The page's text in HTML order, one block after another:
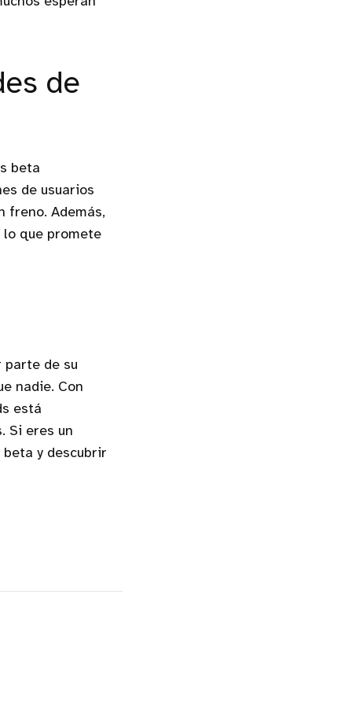
de
beta
de usuarios
freno. Además,
lo que promete
parte de su
nadie. Con
está
Si eres un
y descubrir